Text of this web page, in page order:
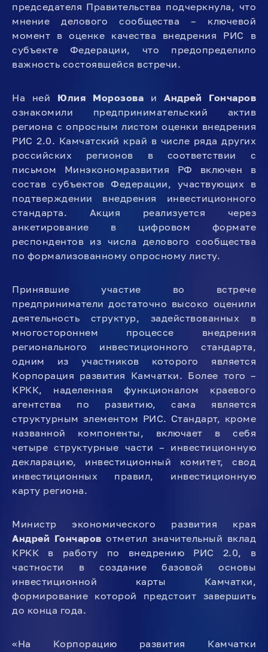
председателя Правительства подчеркнула, что
мнение делового сообщества – ключевой
момент в оценке качества внедрения РИС в
субъекте Федерации, что предопределило
важность состоявшейся встречи.
На ней Юлия Морозова иАндрей Гончаров
ознакомили предпринимательский актив
региона с опросным листом оценки внедрения
РИС 2.0. Камчатский край в числе ряда других
российских регионов в соответствии с
письмом Минэкономразвития РФ включен в
состав субъектов Федерации, участвующих в
подтверждении внедрения инвестиционного
стандарта. Акция реализуется через
анкетирование в цифровом формате
респондентов из числа делового сообщества
по формализованному опросному листу.
Принявшие участие во встрече
предприниматели достаточно высоко оценили
деятельность структур, задействованных в
многостороннем процессе внедрения
регионального инвестиционного стандарта,
одним из участников которого является
Корпорация развития Камчатки. Более того –
КРКК, наделенная функционалом краевого
агентства по развитию, сама является
структурным элементом РИС. Стандарт, кроме
названной компоненты, включает в себя
четыре структурные части – инвестиционную
декларацию, инвестиционный комитет, свод
инвестиционных правил, инвестиционную
карту региона.
Министр экономического развития края
Андрей Гончаров отметил значительный вклад
КРКК в работу по внедрению РИС 2.0, в
частности в создание базовой основы
инвестиционной карты Камчатки,
формирование которой предстоит завершить
до конца года.
«На Корпорацию развития Камчатки